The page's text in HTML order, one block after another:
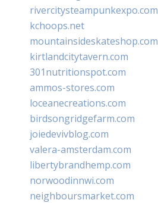
rivercitysteampunkexpo.com
kchoops.net
mountainsideskateshop.com
kirtlandcitytavern.com
301nutritionspot.com
ammos-stores.com
loceanecreations.com
birdsongridgefarm.com
joiedevivblog.com
valera-amsterdam.com
libertybrandhemp.com
norwoodinnwi.com
neighboursmarket.com